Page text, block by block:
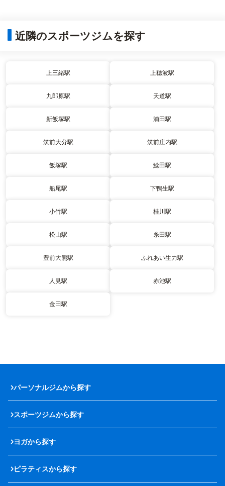
近隣のスポーツジムを探す
上三緒駅 上穂波駅
九郎原駅 天道駅
新飯塚駅 浦田駅
筑前大分駅 筑前庄内駅
飯塚駅 鯰田駅
船尾駅 下鴨生駅
小竹駅 桂川駅
松山駅 糸田駅
豊前大熊駅 ふれあい生力駅
人見駅 赤池駅
金田駅
パーソナルジムから探す
スポーツジムから探す
ヨガから探す
ピラティスから探す